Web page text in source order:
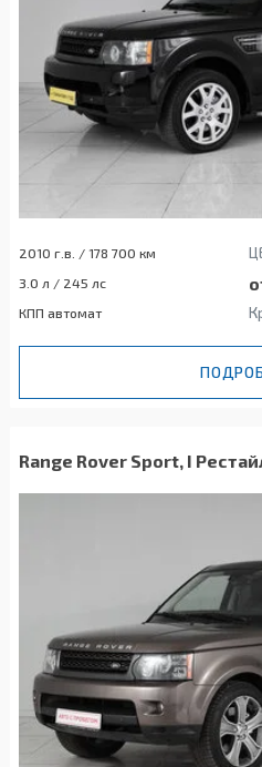
2010 г.в. / 178 700 км
3.0 л / 245 лс
КПП автомат
Range Rover Sport, I